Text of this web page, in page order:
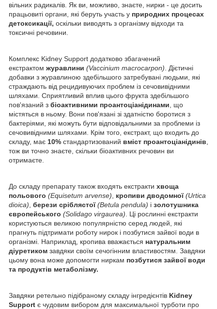
вільних радикалів. Як ви, можливо, знаєте, нирки - це досить
працьовиті органи, які беруть участь у природних процесах
детоксикації, оскільки виводять з організму відходи та
токсичні речовини.
Комплекс Kidney Support додатково збагачений
екстрактом журавлини (Vaccinium macrocarpon) . Дієтичні
добавки з журавлиною здебільшого затребувані людьми, які
страждають від рецидивуючих проблем із сечовивідними
шляхами. Сприятливий вплив цього фрукта здебільшого
пов'язаний з біоактивними проантоціанідинами , що
містяться в ньому. Вони пов'язані зі здатністю боротися з
бактеріями, які можуть бути відповідальними за проблеми із
сечовивідними шляхами. Крім того, екстракт, що входить до
складу, має 10% стандартизований вміст проантоціанідинів
тож ви точно знаєте, скільки біоактивних речовин ви
отримаєте.
До складу препарату також входять екстракти хвоща
польового (Equisetum arvense) кропиви дводомної (Urtica
dioica) берези сріблястої (Betula pendula) і золотушника
європейського (Solidago virgaurea) . Ці рослинні екстракти
користуються великою популярністю серед людей, які
прагнуть підтримати роботу нирок і позбутися зайвої води в
організмі. Наприклад, кропива вважається натуральним
діуретиком завдяки своїм сечогінним властивостям. Завдяки
цьому вона може допомогти ниркам позбутися зайвої води
та продуктів метаболізму.
Завдяки ретельно підібраному складу інгредієнтів Kidney
Support є чудовим вибором для максимальної турботи про